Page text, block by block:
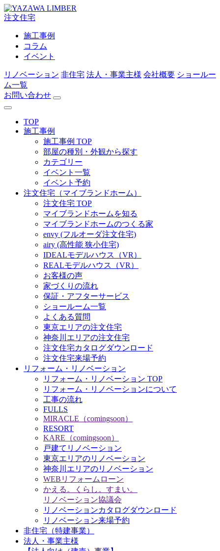
注文住宅
施工事例
コラム
イベント
リノベーション 非住宅 法人・事業主様 会社概要 ショールー
ム一覧
お問い合わせ
TOP
施工事例
施工事例 TOP
部屋の種別・外観から探す
カテゴリー
イベント一覧
イベント予約
注文住宅（マイブランドホーム）
注文住宅 TOP
マイブランドホームを知る
マイブランドホームのつくる家
envy (フルオーダ注文住宅)
airy (高性能 狭小住宅)
IDEALモデルハウス（VR）
REALモデルハウス（VR）
お客様の声
家づくりの流れ
保証・アフターサービス
ショールーム一覧
よくある質問
東京エリアの注文住宅
神奈川エリアの注文住宅
注文住宅カタログダウンロード
注文住宅来場予約
リフォーム・リノベーション
リフォーム・リノベーション TOP
リフォーム・リノベーションについて
工事の流れ
FULLS
MIRACLE（comingsoon）
RESORT
KARE（comingsoon）
戸建てリノベーション
東京エリアのリノベーション
神奈川エリアのリノベーション
WEBリフォームローン
かえる。くらし。すまい。
リノベーション協議会
リノベーションカタログダウンロード
リノベーション来場予約
非住宅（特建事業）
法人・事業主様